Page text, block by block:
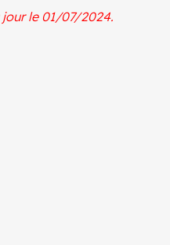
le 01/07/2024.